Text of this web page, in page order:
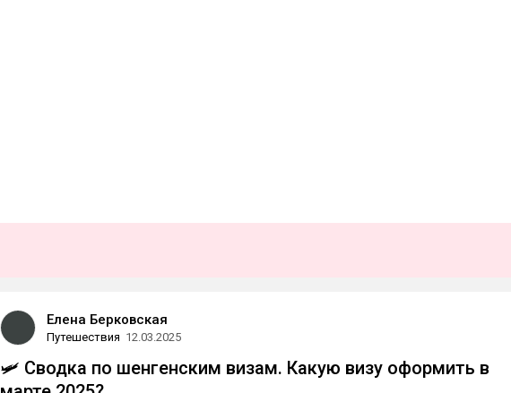
Елена Берковская
Путешествия 12.03.2025
🛩 Сводка по шенгенским визам. Какую визу оформить в